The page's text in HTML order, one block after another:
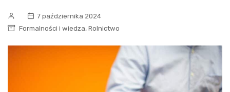
7 października 2024
Formalności i wiedza, Rolnictwo